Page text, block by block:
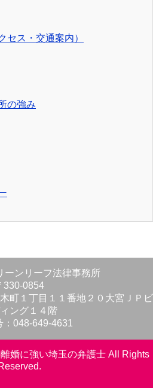
セス・交通案内）
の強み
ーンリーフ法律事務所
330-0854
町１丁目１１番地２０大宮ＪＰビ
ング１４階
：048-649-4631
婚に強い埼玉の弁護士 All Rights